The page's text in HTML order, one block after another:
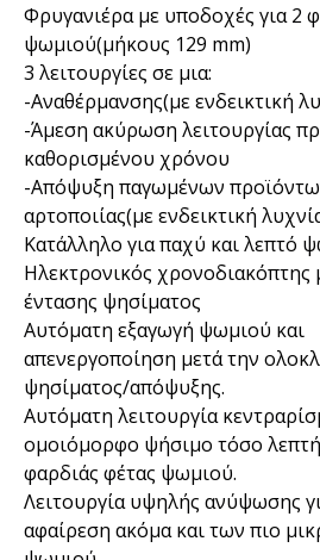
Φρυγανιέρα με υποδοχές για 2
ψωμιού(μήκους 129 mm)
3 λειτουργίες σε μια:
-Αναθέρμανσης(με ενδεικτική
-Άμεση ακύρωση λειτουργίας
καθορισμένου χρόνου
-Απόψυξη παγωμένων
αρτοποιίας(με ενδεικτική
Κατάλληλο για παχύ και λεπτό
Ηλεκτρονικός χρονοδιακόπτης
έντασης ψησίματος
Αυτόματη εξαγωγή ψωμιού και
απενεργοποίηση μετά την
ψησίματος/απόψυξης.
Αυτόματη λειτουργία
ομοιόμορφο ψήσιμο τόσο
φαρδιάς φέτας ψωμιού.
Λειτουργία υψηλής ανύψωσης
αφαίρεση ακόμα και των πιο